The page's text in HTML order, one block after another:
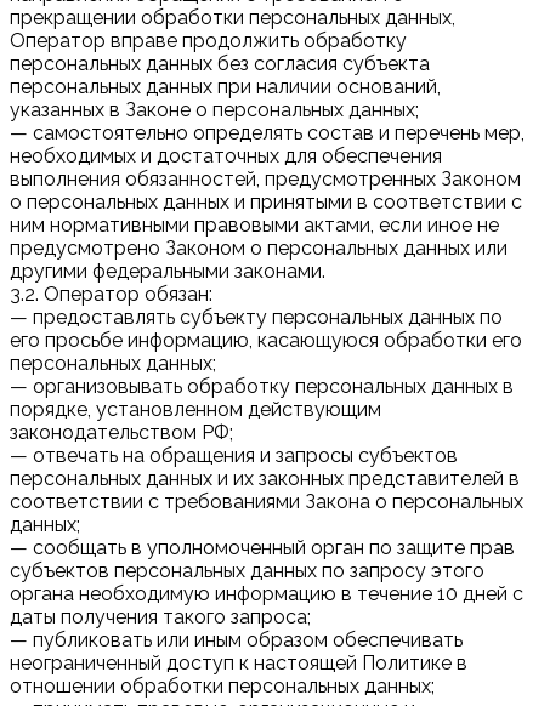
прекращении обработки персональных данных,
Оператор вправе продолжить обработку
персональных данных без согласия субъекта
персональных данных при наличии оснований,
указанных в Законе о персональных данных;
— самостоятельно определять состав и перечень мер,
необходимых и достаточных для обеспечения
выполнения обязанностей, предусмотренных Законом
о персональных данных и принятыми в соответствии с
ним нормативными правовыми актами, если иное не
предусмотрено Законом о персональных данных или
другими федеральными законами.
3.2. Оператор обязан:
— предоставлять субъекту персональных данных по
его просьбе информацию, касающуюся обработки его
персональных данных;
— организовывать обработку персональных данных в
порядке, установленном действующим
законодательством РФ;
— отвечать на обращения и запросы субъектов
персональных данных и их законных представителей в
соответствии с требованиями Закона о персональных
данных;
— сообщать в уполномоченный орган по защите прав
субъектов персональных данных по запросу этого
органа необходимую информацию в течение 10 дней с
даты получения такого запроса;
— публиковать или иным образом обеспечивать
неограниченный доступ к настоящей Политике в
отношении обработки персональных данных;